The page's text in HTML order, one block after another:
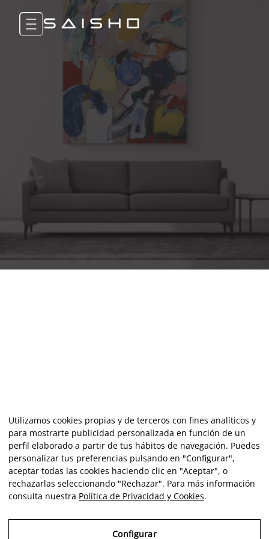
Utilizamos cookies propias y de terceros con fines analíticos y
para mostrarte publicidad personalizada en función de un
perfil elaborado a partir de tus hábitos de navegación. Puedes
personalizar tus preferencias pulsando en "Configurar",
aceptar todas las cookies haciendo clic en "Aceptar", o
rechazarlas seleccionando "Rechazar". Para más información
consulta nuestra Política de Privacidad y Cookies.
Configurar